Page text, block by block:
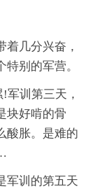
几分兴奋，
别的军营。
训第三天，
块好啃的骨
酸胀。是难的
军训的第五天